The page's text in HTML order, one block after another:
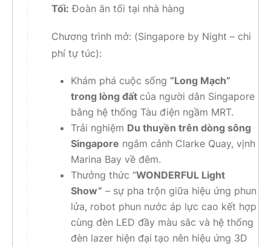
Tối: Đoàn ăn tối tại nhà hàng
Chương trình mở: (Singapore by Night – chi
phí tự túc):
Khám phá cuộc sống “Long Mạch”
trong lòng đất của người dân Singapore
bằng hệ thống Tàu điện ngầm MRT.
Trải nghiệm Du thuyền trên dòng sông
Singapore ngắm cảnh Clarke Quay, vịnh
Marina Bay về đêm.
Thưởng thức “WONDERFUL Light
Show” – sự pha trộn giữa hiệu ứng phun
lửa, robot phun nước áp lực cao kết hợp
cùng đèn LED đầy màu sắc và hệ thống
đèn lazer hiện đại tạo nên hiệu ứng 3D